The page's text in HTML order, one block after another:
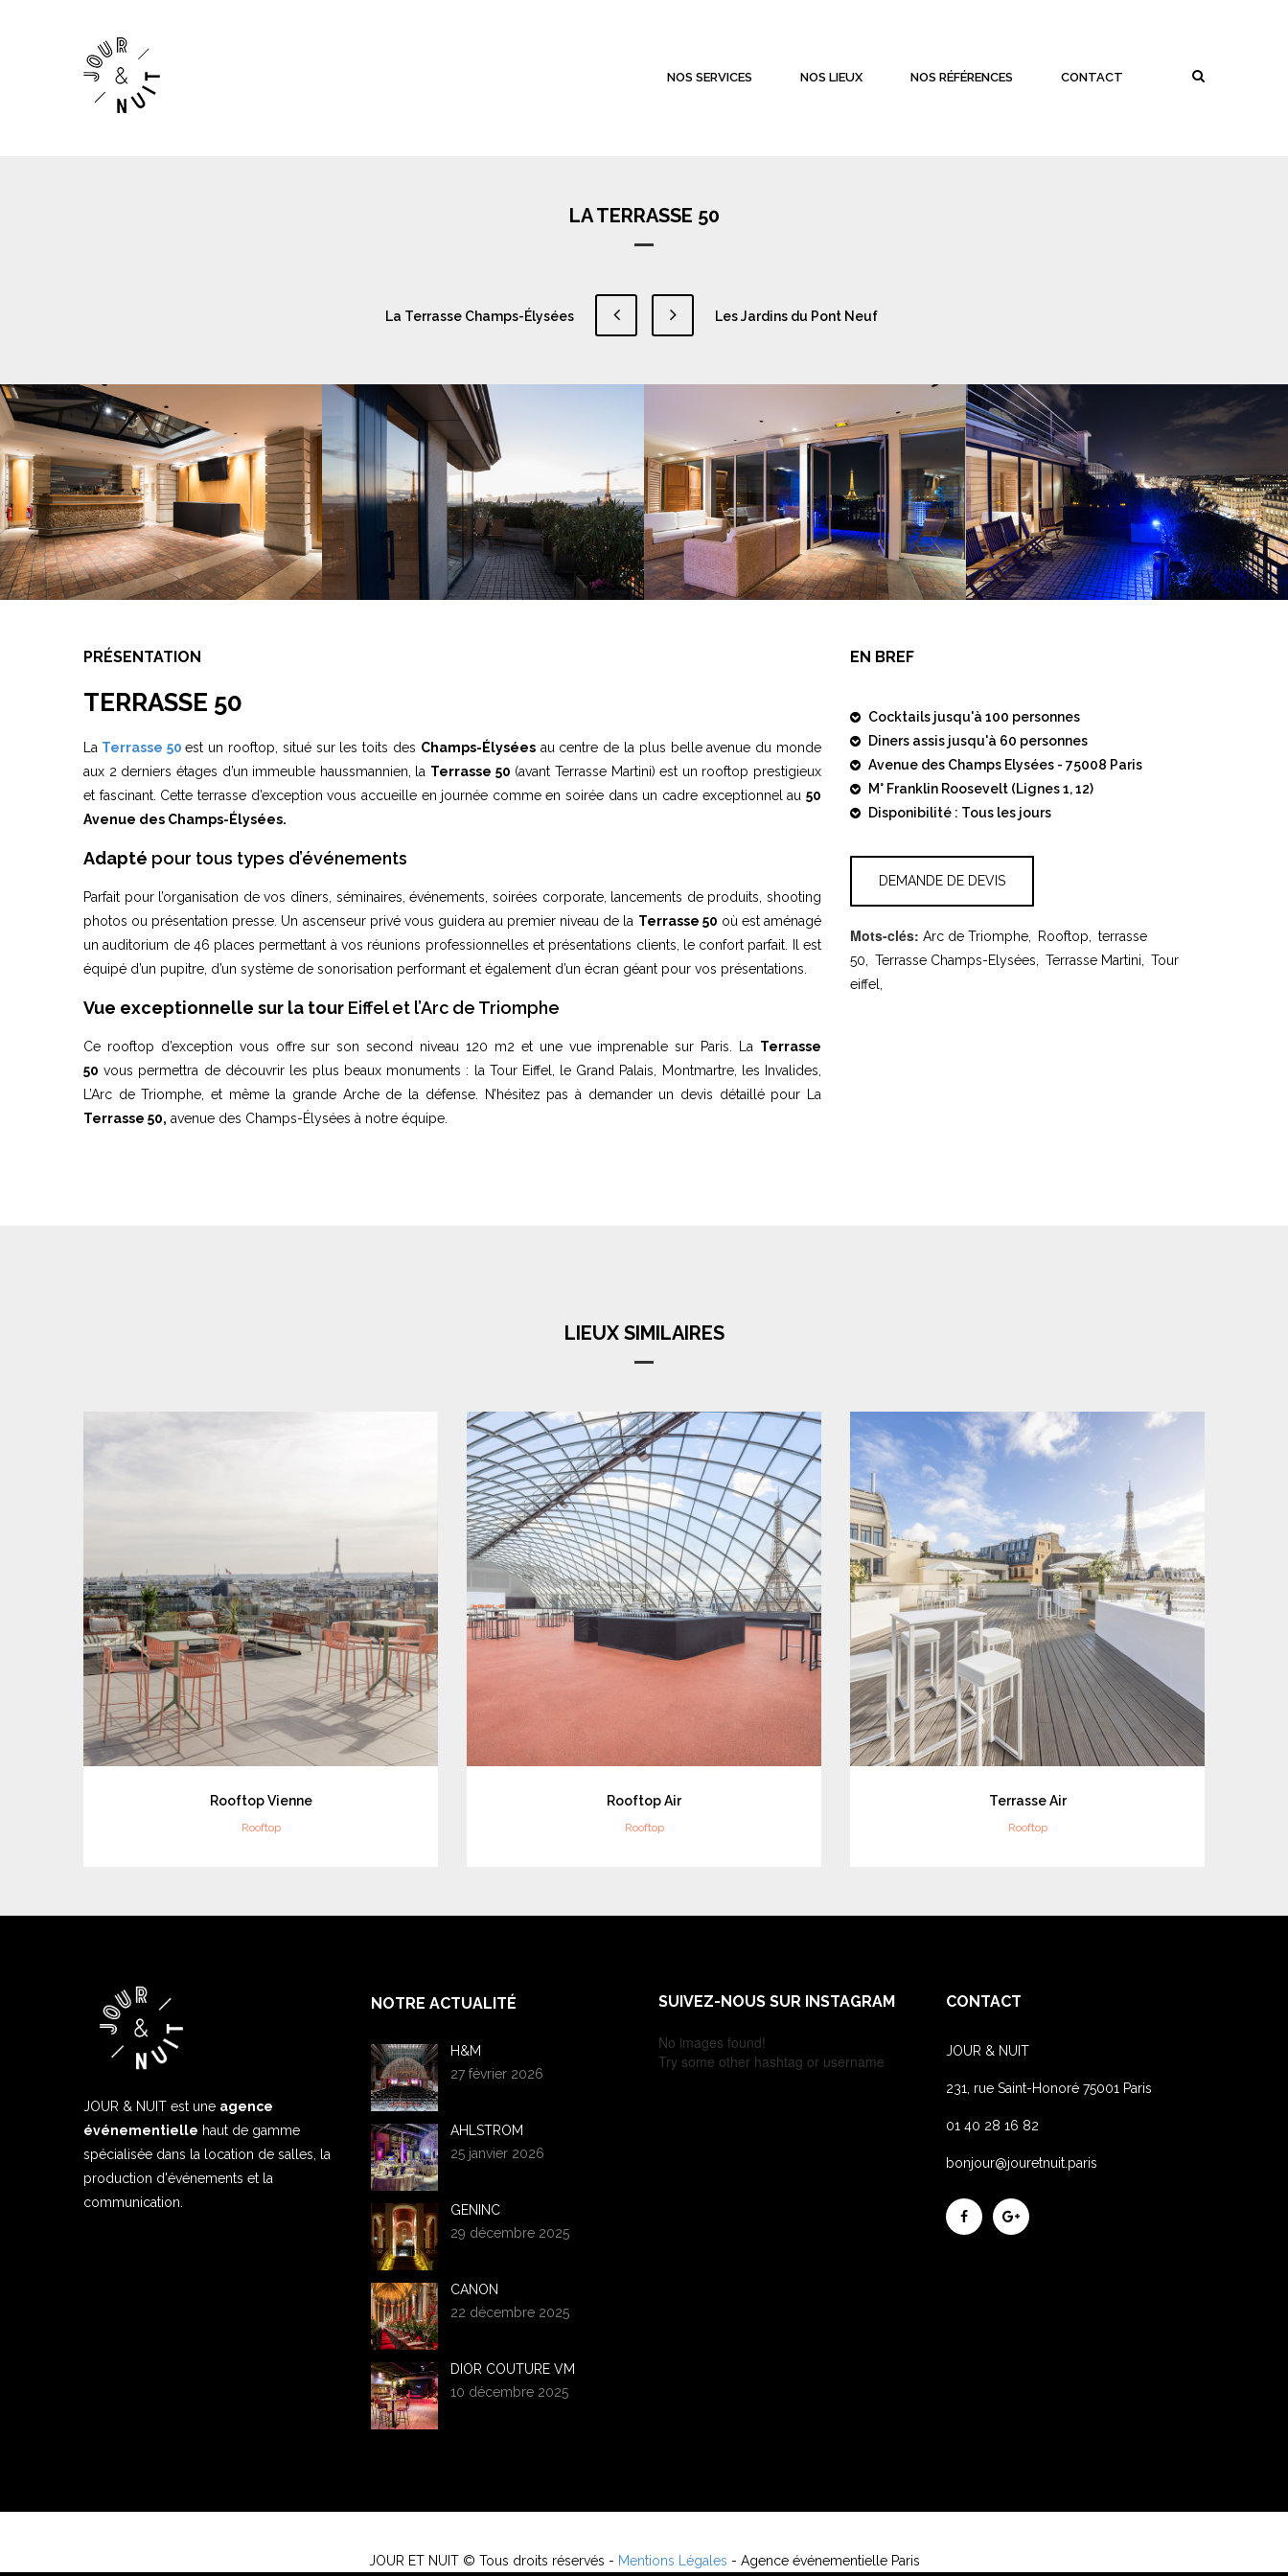
NOS SERVICES NOS LIEUX NOS RÉFÉRENCES CONTACT
LA TERRASSE 50
La Terrasse Champs-Élysées Les Jardins du Pont Neuf
PRÉSENTATION
TERRASSE 50
La Terrasse 50 est un rooftop, situé sur les toits des Champs-Élyséesau centre de la plus belle avenue du monde
aux 2 derniers étages d’un immeuble haussmannien, la Terrasse 50 (avant Terrasse Martini) est un rooftop prestigieux
et fascinant. Cette terrasse d’exception vous accueille en journée comme en soirée dans un cadre exceptionnel au 50
Avenue des Champs-Élysées.
Adapté pour tous types d’événements
Parfait pour l’organisation de vos dîners, séminaires, événements, soirées corporate, lancements de produits, shooting
photos ou présentation presse. Un ascenseur privé vous guidera au premier niveau de la Terrasse 50 où est aménagé
un auditorium de 46 places permettant à vos réunions professionnelles et présentations clients, le confort parfait. Il est
équipé d’un pupitre, d’un système de sonorisation performant et également d’un écran géant pour vos présentations.
Vue exceptionnelle sur la tour Eiffel et l’Arc de Triomphe
Ce rooftop d’exception vous offre sur son second niveau 120 m2 et une vue imprenable sur Paris. La Terrasse
50 vous permettra de découvrir les plus beaux monuments : la Tour Eiffel, le Grand Palais, Montmartre, les Invalides,
L’Arc de Triomphe, et même la grande Arche de la défense. N’hésitez pas à demander un devis détaillé pour La
Terrasse 50, avenue des Champs-Élysées à notre équipe.
EN BREF
Cocktails jusqu'à 100 personnes
Diners assis jusqu'à 60 personnes
Avenue des Champs Elysées - 75008 Paris
M° Franklin Roosevelt (Lignes 1, 12)
Disponibilité : Tous les jours
DEMANDE DE DEVIS
Mots-clés: Arc de Triomphe, Rooftop, terrasse
50, Terrasse Champs-Elysées, Terrasse Martini, Tour
eiffel,
LIEUX SIMILAIRES
Rooftop Vienne
Rooftop
Rooftop Air
Rooftop
Terrasse Air
Rooftop
JOUR & NUIT est une agence
événementielle haut de gamme
spécialisée dans la location de salles, la
production d'événements et la
communication.
NOTRE ACTUALITÉ
H&M
27 février 2026
AHLSTROM
25 janvier 2026
GENINC
29 décembre 2025
CANON
22 décembre 2025
DIOR COUTURE VM
10 décembre 2025
SUIVEZ-NOUS SUR INSTAGRAM
No images found!
Try some other hashtag or username
CONTACT
JOUR & NUIT
231, rue Saint-Honoré 75001 Paris
01 40 28 16 82
bonjour@jouretnuit.paris
JOUR ET NUIT © Tous droits réservés - Mentions Légales - Agence événementielle Paris